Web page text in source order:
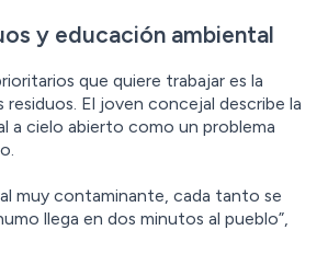
y educación ambiental
que quiere trabajar es la
El joven concejal describe la
a cielo abierto como un problema
muy contaminante, cada tanto se
llega en dos minutos al pueblo”,